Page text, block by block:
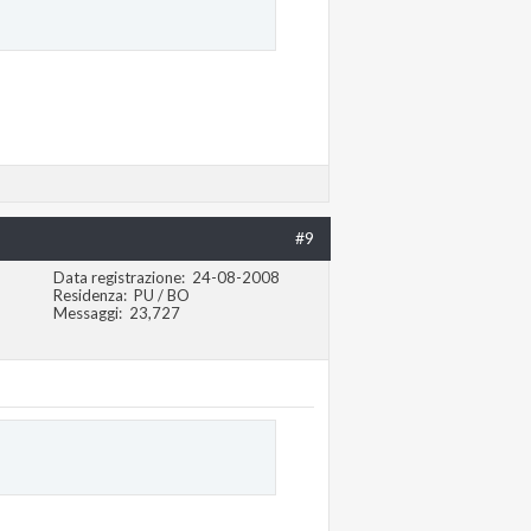
#9
Data registrazione
24-08-2008
Residenza
PU / BO
Messaggi
23,727